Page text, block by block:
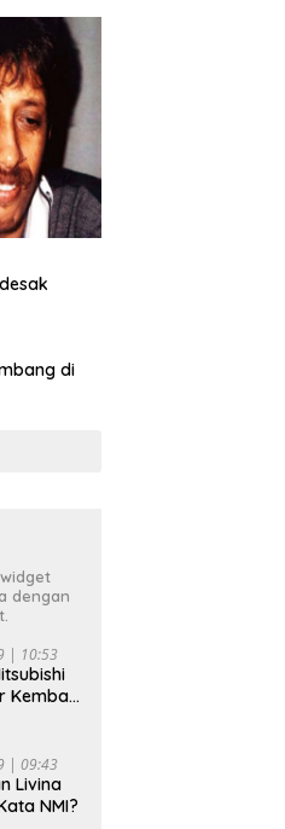
di
dengan
| 10:53
Kembali
| 09:43
Livina
NMI?